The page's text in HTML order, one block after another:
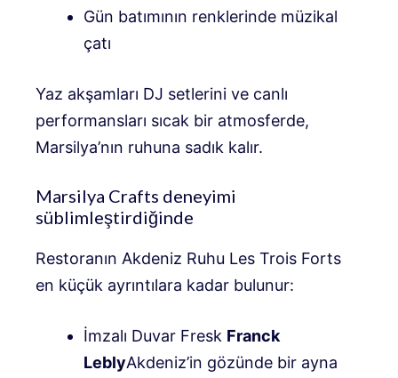
Gün batımının renklerinde müzikal
çatı
Yaz akşamları DJ setlerini ve canlı
performansları sıcak bir atmosferde,
Marsilya’nın ruhuna sadık kalır.
Marsilya Crafts deneyimi
süblimleştirdiğinde
Restoranın Akdeniz Ruhu Les Trois Forts
en küçük ayrıntılara kadar bulunur:
İmzalı Duvar Fresk Franck
LeblyAkdeniz’in gözünde bir ayna